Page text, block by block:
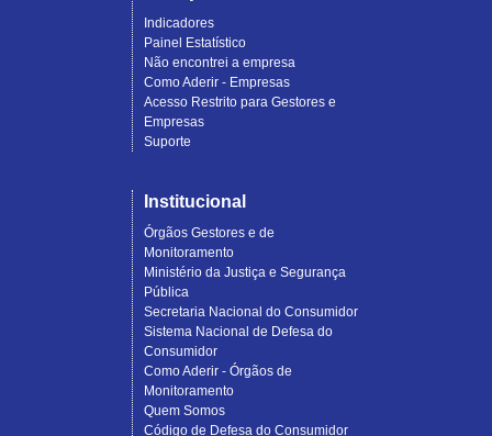
Indicadores
Painel Estatístico
Não encontrei a empresa
Como Aderir - Empresas
Acesso Restrito para Gestores e
Empresas
Suporte
Institucional
Órgãos Gestores e de
Monitoramento
Ministério da Justiça e Segurança
Pública
Secretaria Nacional do Consumidor
Sistema Nacional de Defesa do
Consumidor
Como Aderir - Órgãos de
Monitoramento
Quem Somos
Código de Defesa do Consumidor